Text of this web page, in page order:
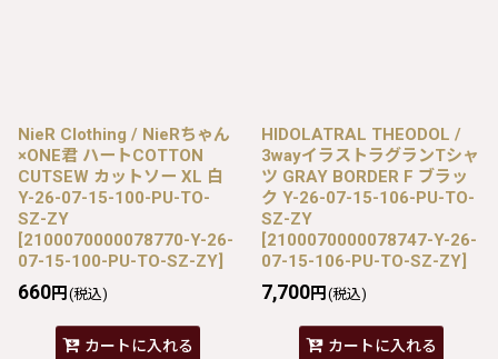
NieR Clothing / NieRちゃん
×ONE君 ハートCOTTON
CUTSEW カットソー XL 白
Y-26-07-15-100-PU-TO-
SZ-ZY
[2100070000078770-Y-26-
07-15-100-PU-TO-SZ-ZY]
660円 (税込)
カートに入れる
HIDOLATRAL THEODOL /
3wayイラストラグランTシャ
ツ GRAY BORDER F ブラッ
ク Y-26-07-15-106-PU-TO-
SZ-ZY
[2100070000078747-Y-26-
07-15-106-PU-TO-SZ-ZY]
7,700円 (税込)
カートに入れる